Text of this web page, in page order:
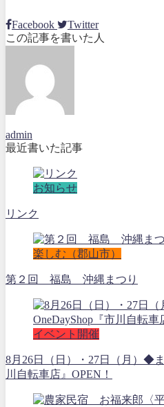
Facebook
Twitter
この記事を書いた人
admin
最近書いた記事
お知らせ
リンク
楽しむ（郡山市）
第２回 福島 沖縄まつり
イベント開催
8月26日（日）・27日（月）◆
川自転車店』OPEN！